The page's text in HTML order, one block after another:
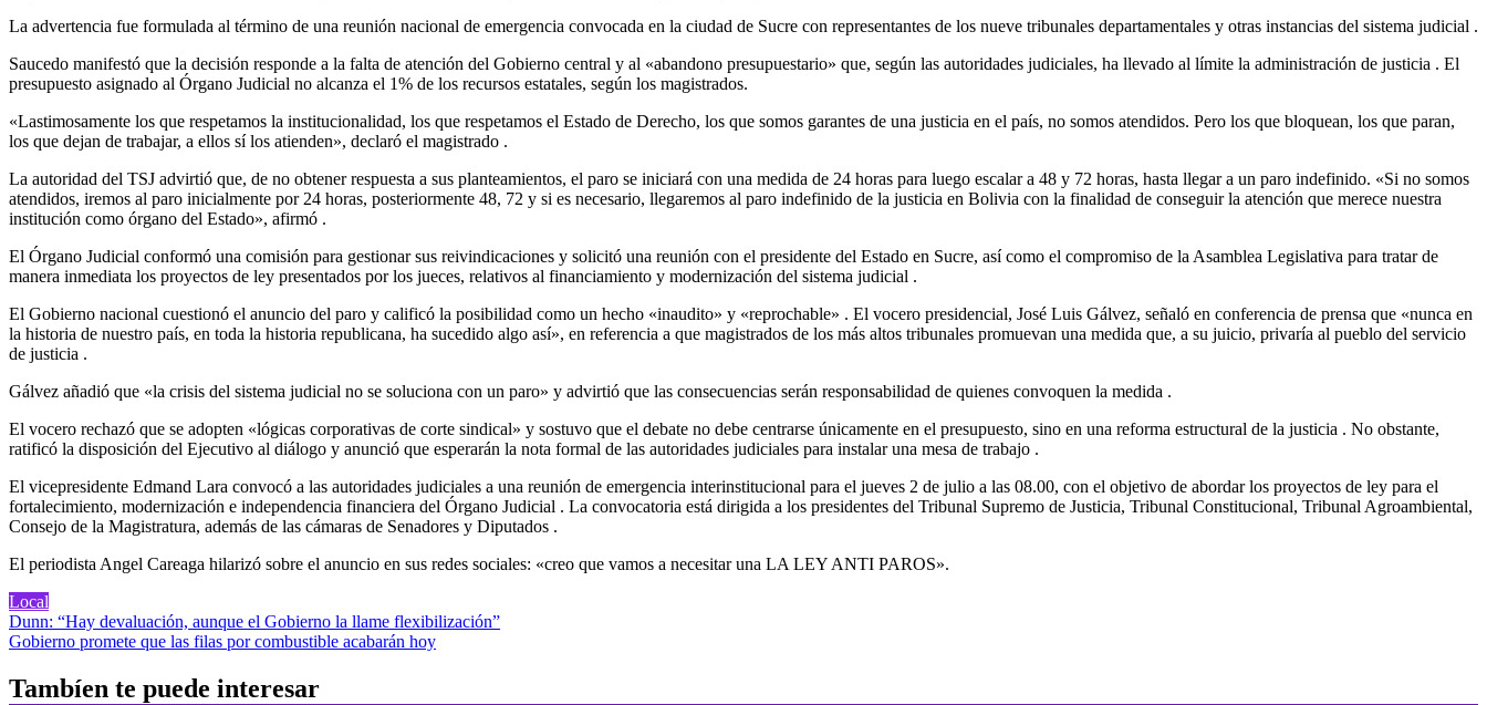
La advertencia fue formulada al término de una reunión nacional de emergencia convocada en la ciudad de Sucre con representantes de los nueve tribunales departamentales y otras instancias del sistema judicial .
Saucedo manifestó que la decisión responde a la falta de atención del Gobierno central y al «abandono presupuestario» que, según las autoridades judiciales, ha llevado al límite la administración de justicia . El
presupuesto asignado al Órgano Judicial no alcanza el 1% de los recursos estatales, según los magistrados.
«Lastimosamente los que respetamos la institucionalidad, los que respetamos el Estado de Derecho, los que somos garantes de una justicia en el país, no somos atendidos. Pero los que bloquean, los que paran,
los que dejan de trabajar, a ellos sí los atienden», declaró el magistrado .
La autoridad del TSJ advirtió que, de no obtener respuesta a sus planteamientos, el paro se iniciará con una medida de 24 horas para luego escalar a 48 y 72 horas, hasta llegar a un paro indefinido. «Si no somos
atendidos, iremos al paro inicialmente por 24 horas, posteriormente 48, 72 y si es necesario, llegaremos al paro indefinido de la justicia en Bolivia con la finalidad de conseguir la atención que merece nuestra
institución como órgano del Estado», afirmó .
El Órgano Judicial conformó una comisión para gestionar sus reivindicaciones y solicitó una reunión con el presidente del Estado en Sucre, así como el compromiso de la Asamblea Legislativa para tratar de
manera inmediata los proyectos de ley presentados por los jueces, relativos al financiamiento y modernización del sistema judicial .
El Gobierno nacional cuestionó el anuncio del paro y calificó la posibilidad como un hecho «inaudito» y «reprochable» . El vocero presidencial, José Luis Gálvez, señaló en conferencia de prensa que «nunca en
la historia de nuestro país, en toda la historia republicana, ha sucedido algo así», en referencia a que magistrados de los más altos tribunales promuevan una medida que, a su juicio, privaría al pueblo del servicio
de justicia .
Gálvez añadió que «la crisis del sistema judicial no se soluciona con un paro» y advirtió que las consecuencias serán responsabilidad de quienes convoquen la medida .
El vocero rechazó que se adopten «lógicas corporativas de corte sindical» y sostuvo que el debate no debe centrarse únicamente en el presupuesto, sino en una reforma estructural de la justicia . No obstante,
ratificó la disposición del Ejecutivo al diálogo y anunció que esperarán la nota formal de las autoridades judiciales para instalar una mesa de trabajo .
El vicepresidente Edmand Lara convocó a las autoridades judiciales a una reunión de emergencia interinstitucional para el jueves 2 de julio a las 08.00, con el objetivo de abordar los proyectos de ley para el
fortalecimiento, modernización e independencia financiera del Órgano Judicial . La convocatoria está dirigida a los presidentes del Tribunal Supremo de Justicia, Tribunal Constitucional, Tribunal Agroambiental,
Consejo de la Magistratura, además de las cámaras de Senadores y Diputados .
El periodista Angel Careaga hilarizó sobre el anuncio en sus redes sociales: «creo que vamos a necesitar una LA LEY ANTI PAROS».
Local
Navegación
de
entradas
Dunn: “Hay devaluación, aunque el Gobierno la llame flexibilización”
Gobierno promete que las filas por combustible acabarán hoy
Tambíen te puede interesar